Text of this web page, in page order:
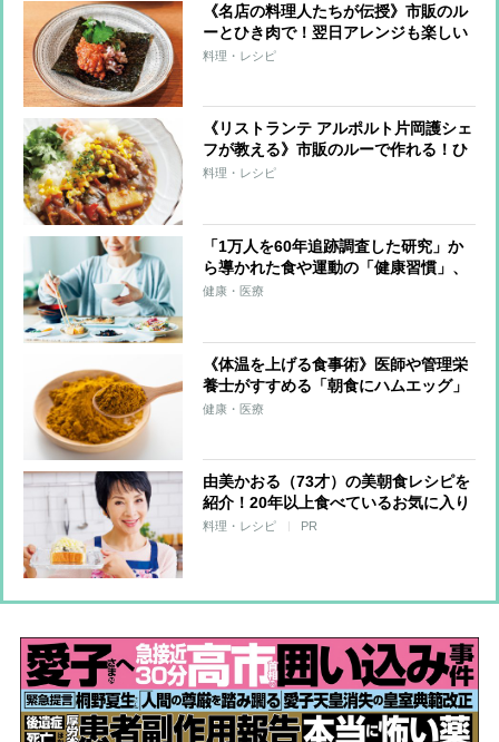
《名店の料理人たちが伝授》市販のル
ーとひき肉で！翌日アレンジも楽しい
おいしいキーマ＆ドライカレーレシピ
料理・レシピ
《リストランテ アルポルト片岡護シェ
フが教える》市販のルーで作れる！ひ
と味違う豚肉カレーレシピ＆翌日アレ
料理・レシピ
「1万人を60年追跡調査した研究」か
ら導かれた食や運動の「健康習慣」、
「魚と野菜は否定する要素ない食材」
健康・医療
《体温を上げる食事術》医師や管理栄
養士がすすめる「朝食にハムエッグ」
「追いカレー粉」「甘酒ココア」
健康・医療
由美かおる（73才）の美朝食レシピを
紹介！20年以上食べているお気に入り
「しらすチーズトースト」
料理・レシピ PR